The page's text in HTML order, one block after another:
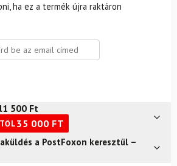
ha ez a termék újra raktáron
1 500 Ft
35 000 FT
a PostFoxon keresztül –